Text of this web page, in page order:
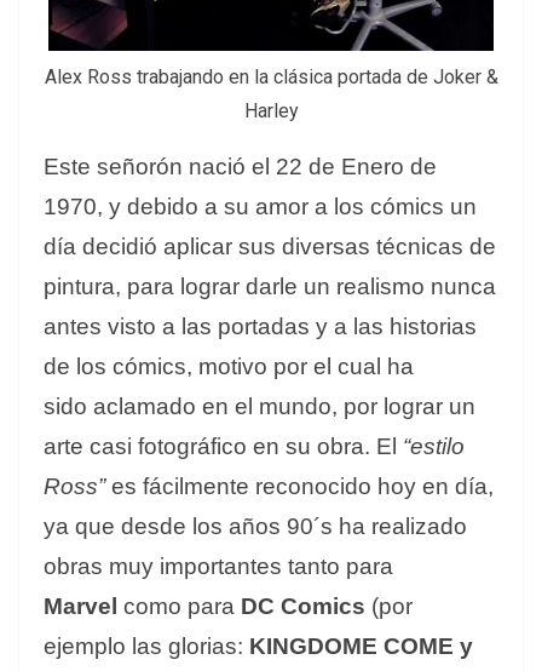
Alex Ross trabajando en la clásica portada de Joker &
Harley
Este señorón nació el 22 de Enero de
1970, y debido a su amor a los cómics un
día decidió aplicar sus diversas técnicas de
pintura, para lograr darle un realismo nunca
antes visto a las portadas y a las historias
de los cómics, motivo por el cual ha
sido aclamado en el mundo, por lograr un
arte casi fotográfico en su obra. El “estilo
Ross”es fácilmente reconocido hoy en día,
ya que desde los años 90´s ha realizado
obras muy importantes tanto para
Marvel como para DC Comics (por
ejemplo las glorias: KINGDOME COME y